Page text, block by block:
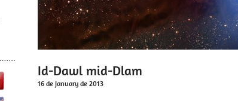
Id-Dawl mid-Dlam
16 de January de 2013